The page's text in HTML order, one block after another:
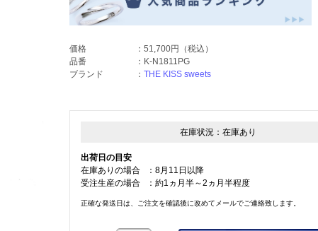
価格 ： 51,700円
（税込）
品番
： K-N1811PG
ブランド
： THE KISS sweets
在庫状況： 在庫あり
出荷日の目安
在庫ありの場合
： 8月11日以降
受注生産の場合
： 約1ヵ月半～2ヵ月半程度
正確な発送日は、ご注文を確認後に改めてメールでご連絡致します。